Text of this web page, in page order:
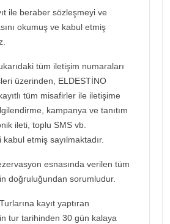
ile beraber sözleşmeyi ve
okumuş ve kabul etmiş
tüm iletişim numaraları
üzerinden, ELDESTİNO
tüm misafirler ile iletişime
kampanya ve tanıtım
ileti, toplu SMS vb.
etmiş sayılmaktadır.
esnasında verilen tüm
doğruluğundan sorumludur.
kayıt yaptıran
tur tarihinden 30 gün kalaya